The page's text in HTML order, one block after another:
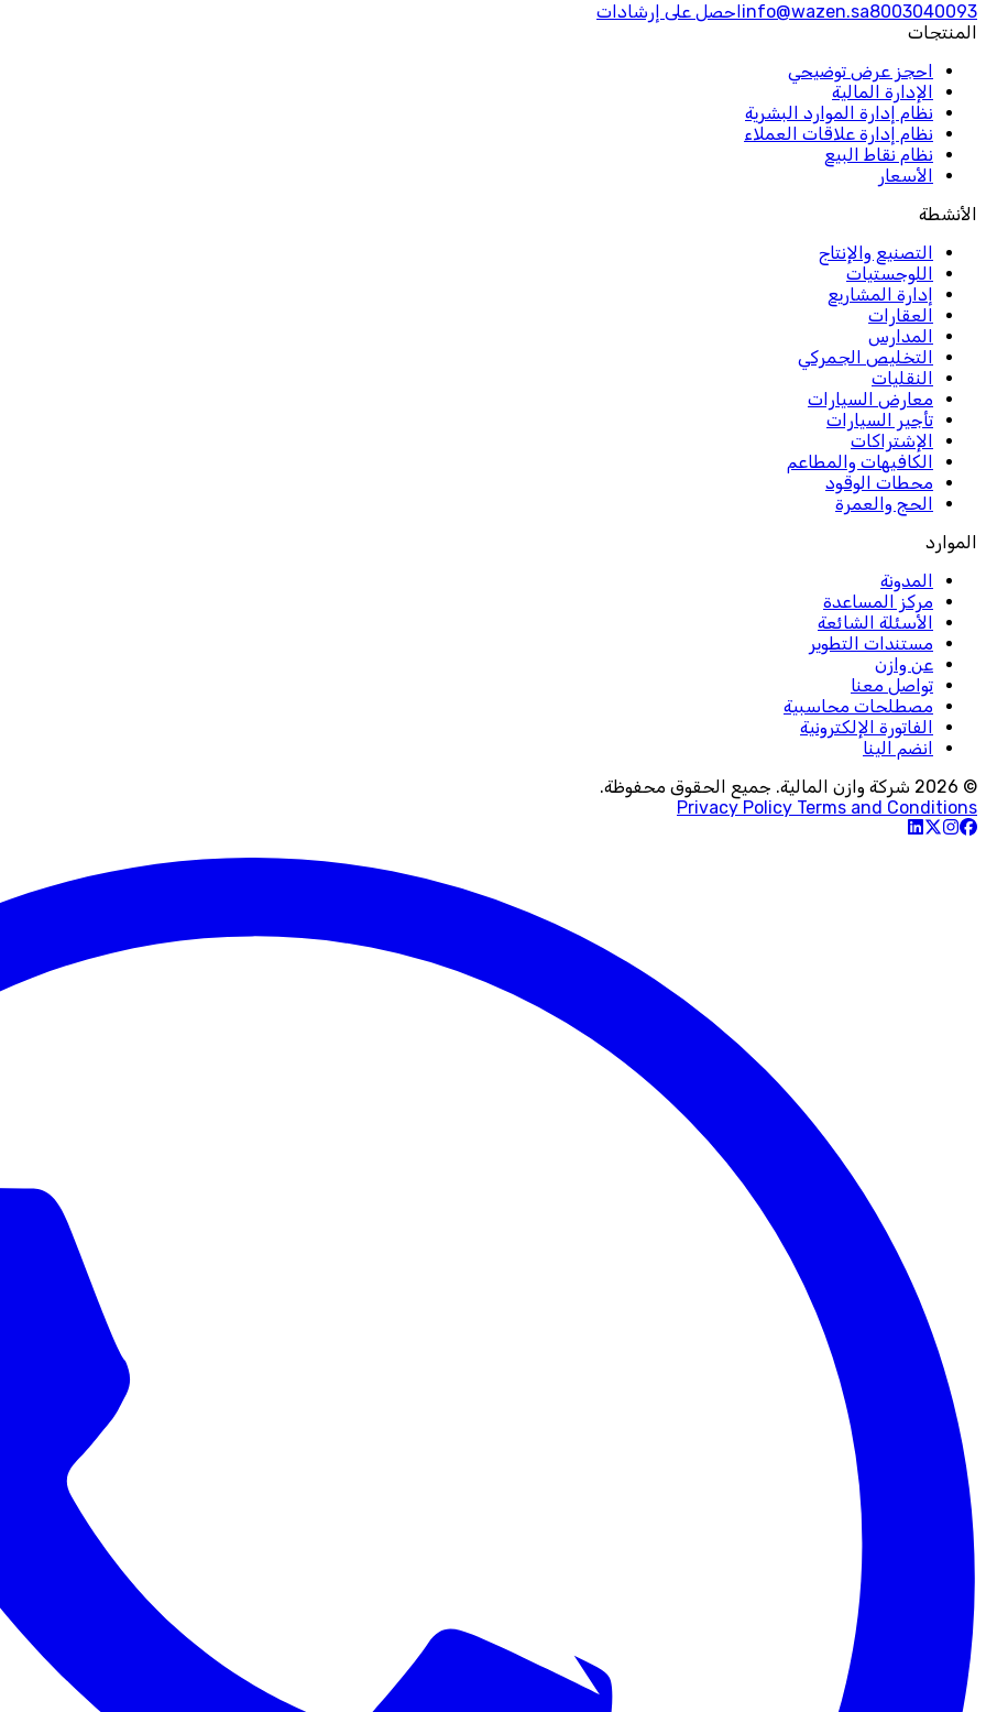
8003040093
info@wazen.saاحصل على إرشادات
المنتجات
احجز عرض توضيحي
الإدارة المالية
نظام إدارة الموارد البشرية
نظام إدارة علاقات العملاء
نظام نقاط البيع
الأسعار
الأنشطة
التصنيع والإنتاج
اللوجستيات
إدارة المشاريع
العقارات
المدارس
التخليص الجمركي
النقليات
معارض السيارات
تأجير السيارات
الإشتراكات
الكافيهات والمطاعم
محطات الوقود
الحج والعمرة
الموارد
المدونة
مركز المساعدة
الأسئلة الشائعة
مستندات التطوير
عن وازن
تواصل معنا
مصطلحات محاسبية
الفاتورة الإلكترونية
انضم الينا
© 2026 شركة وازن المالية. جميع الحقوق محفوظة.
Privacy Policy Terms and Conditions